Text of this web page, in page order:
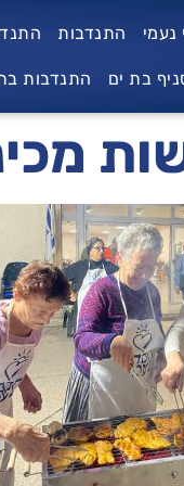
נעמי התנדבות
בת ים התנדבות